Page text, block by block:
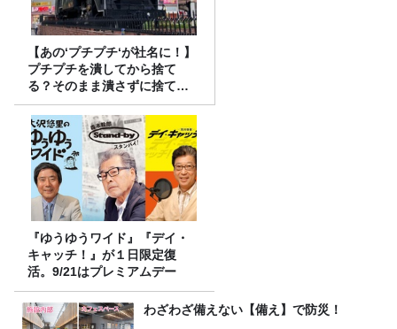
【あの‘プチプチ‘が社名に！】
プチプチを潰してから捨て
る？そのまま潰さずに捨て
る？
『ゆうゆうワイド』『デイ・
キャッチ！』が１日限定復
活。9/21はプレミアムデー
わざわざ備えない【備え】で防災！